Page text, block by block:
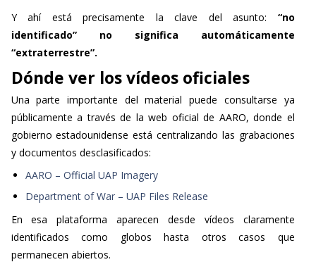
Y ahí está precisamente la clave del asunto: “no
identificado” no significa automáticamente
“extraterrestre”.
Dónde ver los vídeos oficiales
Una parte importante del material puede consultarse ya
públicamente a través de la web oficial de AARO, donde el
gobierno estadounidense está centralizando las grabaciones
y documentos desclasificados:
AARO – Official UAP Imagery
Department of War – UAP Files Release
En esa plataforma aparecen desde vídeos claramente
identificados como globos hasta otros casos que
permanecen abiertos.